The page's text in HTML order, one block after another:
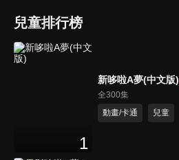
兒童排行榜
1
新哆啦A夢(中文版)
全300集
動畫/卡通
兒童